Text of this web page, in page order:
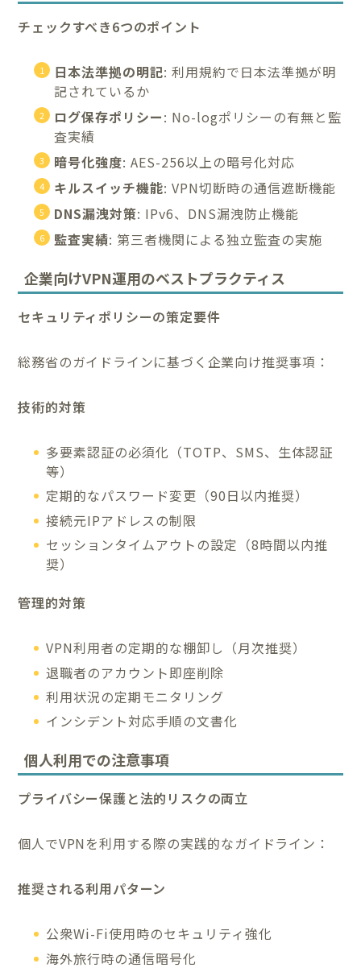
チェックすべき6つのポイント
日本法準拠の明記: 利用規約で日本法準拠が明
記されているか
ログ保存ポリシー: No-logポリシーの有無と監
査実績
暗号化強度: AES-256以上の暗号化対応
キルスイッチ機能: VPN切断時の通信遮断機能
DNS漏洩対策: IPv6、DNS漏洩防止機能
監査実績: 第三者機関による独立監査の実施
企業向けVPN運用のベストプラクティス
セキュリティポリシーの策定要件
総務省のガイドラインに基づく企業向け推奨事項：
技術的対策
多要素認証の必須化（TOTP、SMS、生体認証
等）
定期的なパスワード変更（90日以内推奨）
接続元IPアドレスの制限
セッションタイムアウトの設定（8時間以内推
奨）
管理的対策
VPN利用者の定期的な棚卸し（月次推奨）
退職者のアカウント即座削除
利用状況の定期モニタリング
インシデント対応手順の文書化
個人利用での注意事項
プライバシー保護と法的リスクの両立
個人でVPNを利用する際の実践的なガイドライン：
推奨される利用パターン
公衆Wi-Fi使用時のセキュリティ強化
海外旅行時の通信暗号化